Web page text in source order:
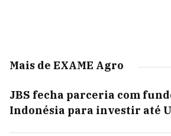
Mais de EXAME Agro
JBS fecha parceria com
Indonésia para investir até